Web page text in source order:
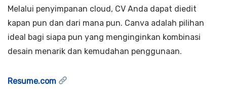
Melalui penyimpanan cloud, CV Anda dapat diedit
kapan pun dan dari mana pun. Canva adalah pilihan
ideal bagi siapa pun yang menginginkan kombinasi
desain menarik dan kemudahan penggunaan.
Resume.com